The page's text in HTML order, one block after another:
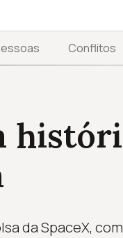
Conflitos
da SpaceX,